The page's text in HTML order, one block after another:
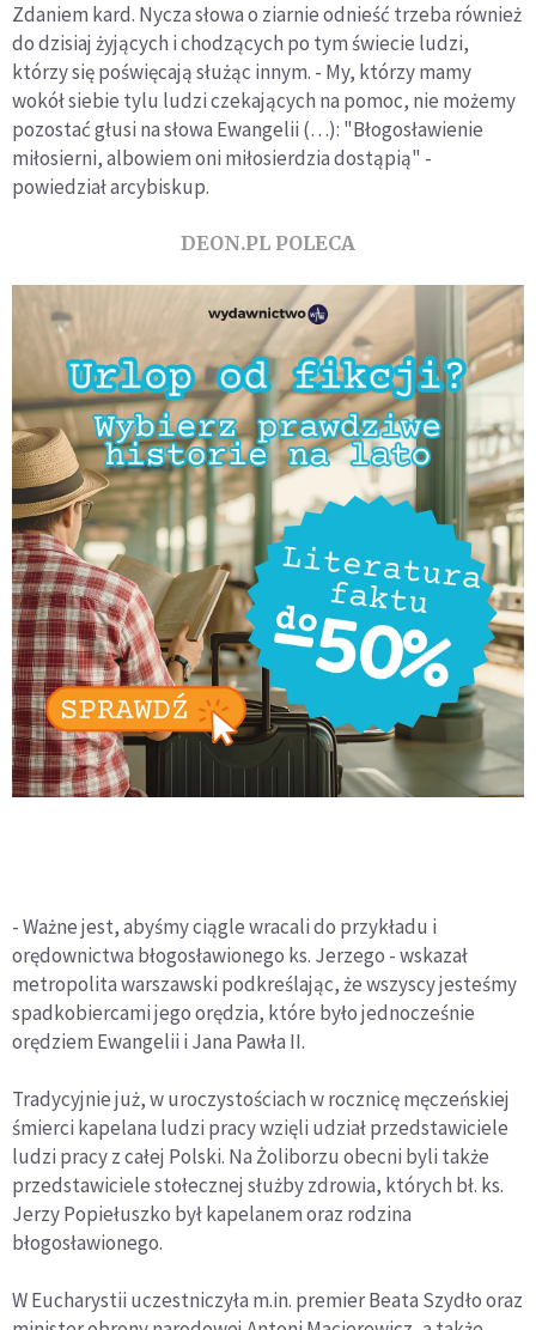
Zdaniem kard. Nycza słowa o ziarnie odnieść trzeba również
do dzisiaj żyjących i chodzących po tym świecie ludzi,
którzy się poświęcają służąc innym. - My, którzy mamy
wokół siebie tylu ludzi czekających na pomoc, nie możemy
pozostać głusi na słowa Ewangelii (…): "Błogosławienie
miłosierni, albowiem oni miłosierdzia dostąpią" -
powiedział arcybiskup.
DEON.PL POLECA
- Ważne jest, abyśmy ciągle wracali do przykładu i
orędownictwa błogosławionego ks. Jerzego - wskazał
metropolita warszawski podkreślając, że wszyscy jesteśmy
spadkobiercami jego orędzia, które było jednocześnie
orędziem Ewangelii i Jana Pawła II.
Tradycyjnie już, w uroczystościach w rocznicę męczeńskiej
śmierci kapelana ludzi pracy wzięli udział przedstawiciele
ludzi pracy z całej Polski. Na Żoliborzu obecni byli także
przedstawiciele stołecznej służby zdrowia, których bł. ks.
Jerzy Popiełuszko był kapelanem oraz rodzina
błogosławionego.
W Eucharystii uczestniczyła m.in. premier Beata Szydło oraz